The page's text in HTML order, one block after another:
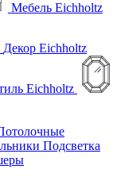
Мебель Eichholtz
Декор Eichholtz
Eichholtz
Подсветка